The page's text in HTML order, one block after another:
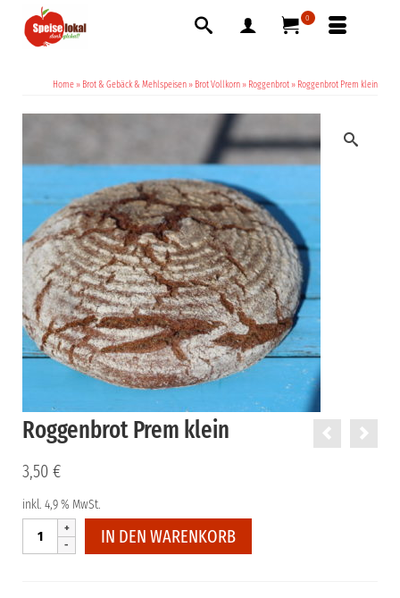
0
Home » Brot & Gebäck & Mehlspeisen » Brot Vollkorn » Roggenbrot » Roggenbrot Prem klein
Roggenbrot Prem klein
3,50 €
inkl. 4,9 % MwSt.
Roggenbrot
Prem
IN DEN WARENKORB